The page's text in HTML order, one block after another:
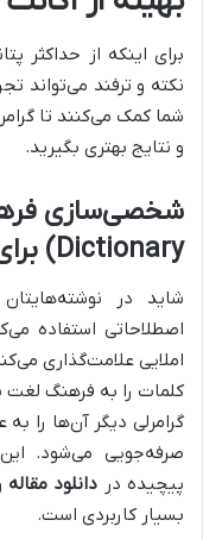
برای اینکه از حداکثر
نکته و ترفند می‌تواند
شما کمک می‌کنند تا
و نتایج بهتری بگیرید.
Dictionary) برای کلمات خاص
شاید در
اصطلاحاتی استفاده
املایی علامت‌گذاری
کلمات را به فرهنگ لغت
گرامرلی دیگر آن‌ها را
صرفه‌جویی می‌شود.
پیچیده در دانلود مقاله
بسیار کاربردی است.